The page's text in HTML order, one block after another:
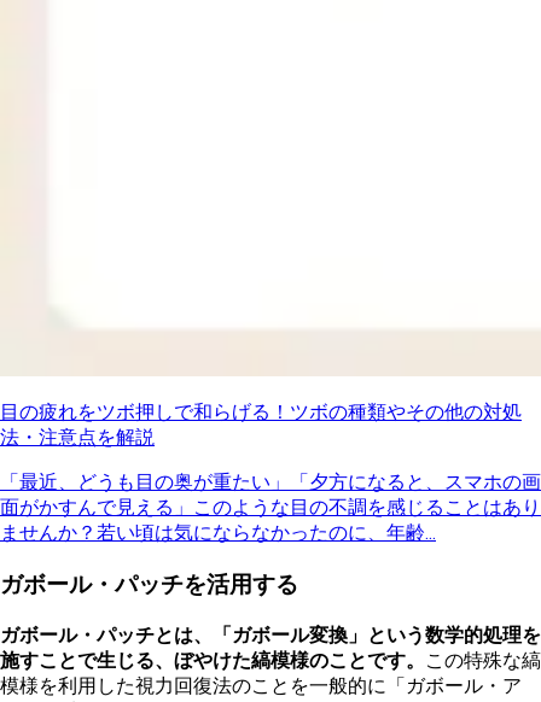
目の疲れをツボ押しで和らげる！ツボの種類やその他の対処
法・注意点を解説
「最近、どうも目の奥が重たい」「夕方になると、スマホの画
面がかすんで見える」このような目の不調を感じることはあり
ませんか？若い頃は気にならなかったのに、年齢...
ガボール・パッチを活用する
ガボール・パッチとは、「ガボール変換」という数学的処理を
施すことで生じる、ぼやけた縞模様のことです。
この特殊な縞
模様を利用した視力回復法のことを一般的に「ガボール・ア